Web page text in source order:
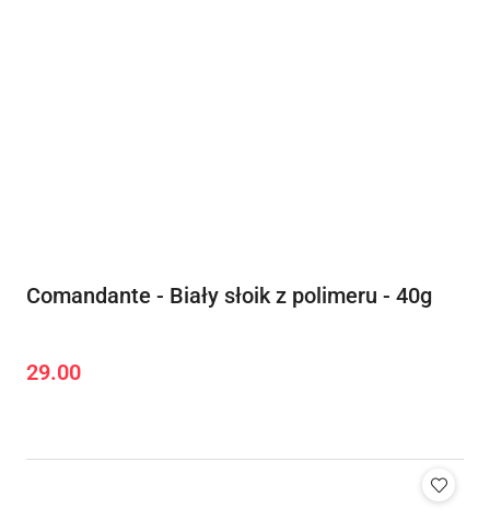
Comandante - Biały słoik z polimeru - 40g
Cena:
29.00